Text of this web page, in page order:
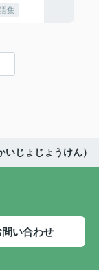
集
いじょじょうけん）
い合わせ